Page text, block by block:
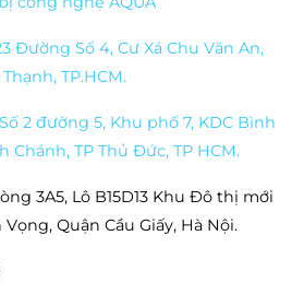
Đường Số 4, Cư Xá Chu Văn An,
TP.HCM.
Số 2 đường 5, Khu phố 7, KDC Bình
Chánh, TP Thủ Đức, TP HCM.
3A5, Lô B15D13 Khu Đô thị mới
Quận Cầu Giấy, Hà Nội.